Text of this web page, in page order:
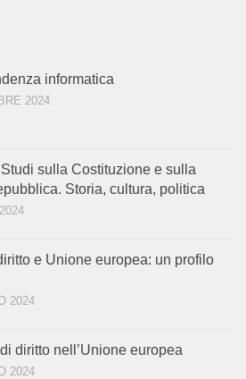
informatica
2024
Studi sulla Costituzione e sulla
Storia, cultura, politica
e Unione europea: un profilo
2024
diritto nell’Unione europea
2024